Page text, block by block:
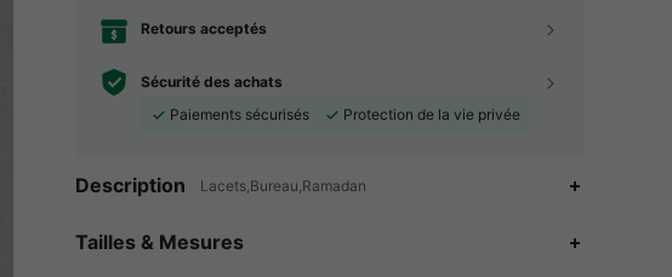
Retours acceptés
Sécurité des achats
Paiements sécurisés
Protection de la vie privée
Description Lacets,Bureau,Ramadan
Tailles & Mesures